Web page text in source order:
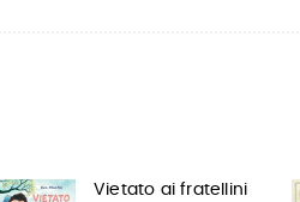
Vietato ai fratellini